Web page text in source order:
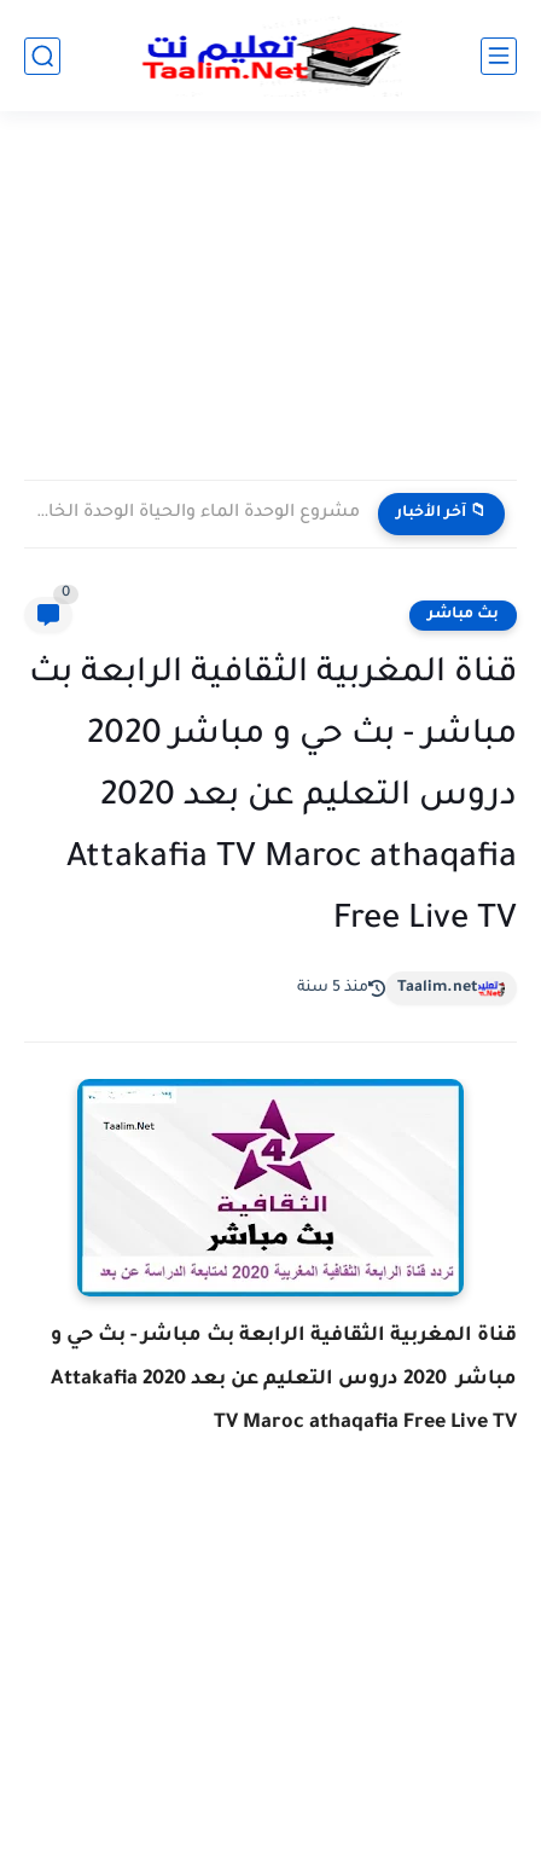
📁 آخر الأخبار مشروع الوحدة الماء والحياة الوحدة الخامسة المستوى الثالث projet de...
بث مباشر
0
قناة المغربية الثقافية الرابعة بث
مباشر - بث حي و مباشر 2020
دروس التعليم عن بعد 2020
Attakafia TV Maroc athaqafia
Free Live TV
Taalim.net منذ 5 سنة
قناة المغربية الثقافية الرابعة بث مباشر - بث حي و
مباشر 2020 دروس التعليم عن بعد 2020 Attakafia
TV Maroc athaqafia Free Live TV